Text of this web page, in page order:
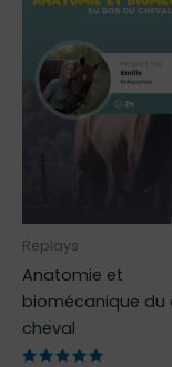
Replays
Anatomie et
biomécanique du
cheval